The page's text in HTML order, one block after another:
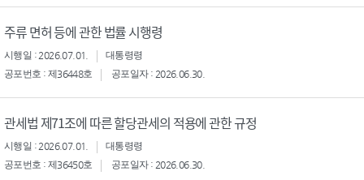
주류 면허 등에 관한 법률 시행령
시행일 : 2026.07.01.
대통령령
공포번호 : 제36448호
공포일자 : 2026.06.30.
관세법 제71조에 따른 할당관세의 적용에 관한 규정
시행일 : 2026.07.01.
대통령령
공포번호 : 제36450호
공포일자 : 2026.06.30.